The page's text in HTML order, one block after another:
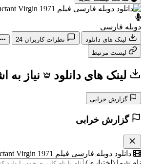
دوبله فارسی
24
لینک های دانلود نیاز به
گزارش خرابی
گزارش خرابی
دانلود دوبله فارسی فیلم The Reluctant Virgin 1971